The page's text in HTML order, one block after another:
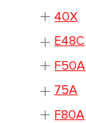
40X
E48C
F50A
75A
F80A